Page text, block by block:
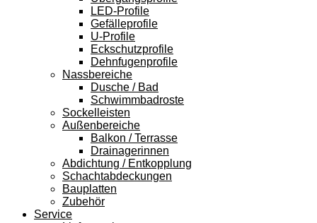
LED-Profile
Gefälleprofile
U-Profile
Eckschutzprofile
Dehnfugenprofile
Nassbereiche
Dusche / Bad
Schwimmbadroste
Sockelleisten
Außenbereiche
Balkon / Terrasse
Drainagerinnen
Abdichtung / Entkopplung
Schachtabdeckungen
Bauplatten
Zubehör
Service